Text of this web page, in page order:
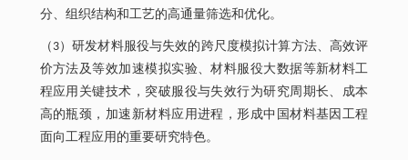
分、组织结构和工艺的高通量筛选和优化。
（3）研发材料服役与失效的跨尺度模拟计算方法、高效评
价方法及等效加速模拟实验、材料服役大数据等新材料工
程应用关键技术，突破服役与失效行为研究周期长、成本
高的瓶颈，加速新材料应用进程，形成中国材料基因工程
面向工程应用的重要研究特色。